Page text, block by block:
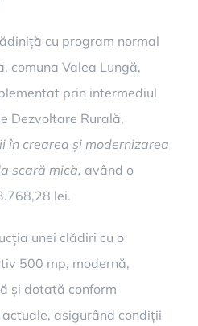
cu program normal
comuna Valea Lungă,
prin intermediul
Dezvoltare Rurală,
în crearea și modernizarea
scară mică, având o
lei.
unei clădiri cu o
500 mp, modernă,
și dotată conform
asigurând condiții